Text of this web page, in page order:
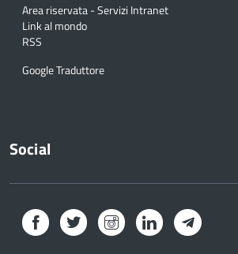
Area riservata - Servizi Intranet
Link al mondo
RSS
Google Traduttore
Social
Facebook Twitter InstagramLinkedInTelegram